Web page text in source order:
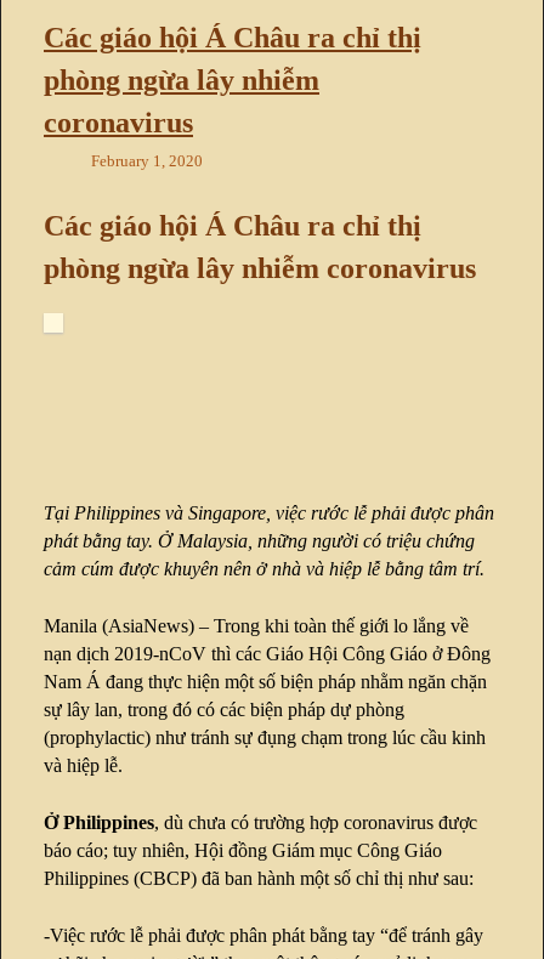
Các giáo hội Á Châu ra chỉ thị
phòng ngừa lây nhiễm
coronavirus
February 1, 2020
Các giáo hội Á Châu ra chỉ thị
phòng ngừa lây nhiễm coronavirus
Tại Philippines và Singapore, việc rước lễ phải được phân
phát bằng tay. Ở Malaysia, những người có triệu chứng
cảm cúm được khuyên nên ở nhà và hiệp lễ bằng tâm trí.
Manila (AsiaNews) – Trong khi toàn thế giới lo lắng về
nạn dịch 2019-nCoV thì các Giáo Hội Công Giáo ở Đông
Nam Á đang thực hiện một số biện pháp nhằm ngăn chặn
sự lây lan, trong đó có các biện pháp dự phòng
(prophylactic) như tránh sự đụng chạm trong lúc cầu kinh
và hiệp lễ.
Ở Philippines, dù chưa có trường hợp coronavirus được
báo cáo; tuy nhiên, Hội đồng Giám mục Công Giáo
Philippines (CBCP) đã ban hành một số chỉ thị như sau:
-Việc rước lễ phải được phân phát bằng tay “để tránh gây